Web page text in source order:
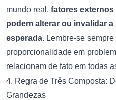
mundo real, fatores
podem alterar ou invalidar
esperada. Lembre-se
proporcionalidade em
relacionam de fato em todas
4. Regra de Três Composta:
Grandezas